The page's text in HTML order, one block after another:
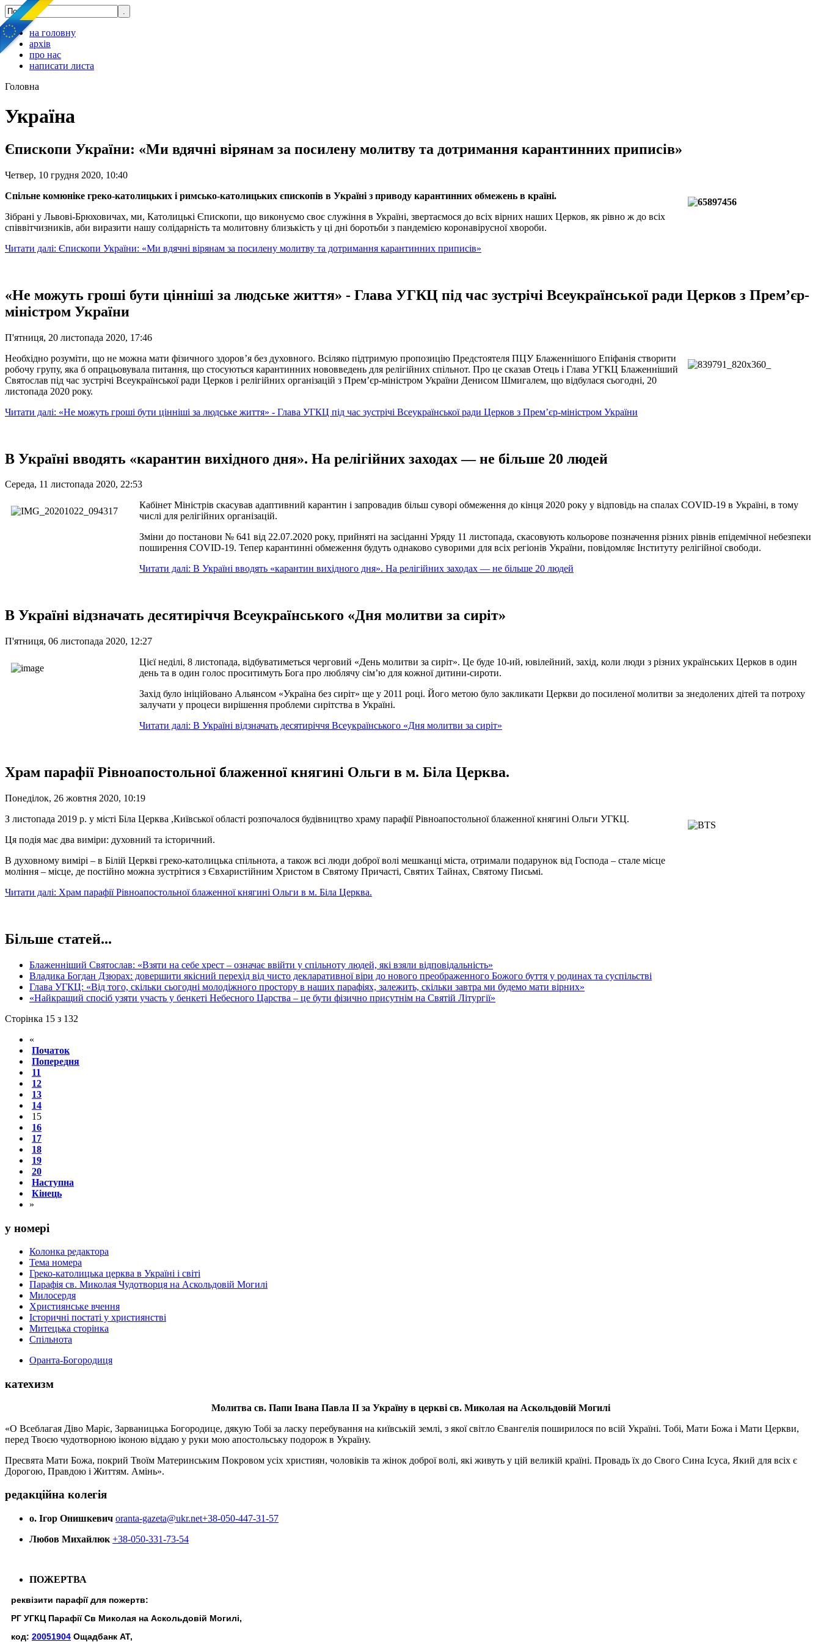
на головну
архів
про нас
написати листа
Головна
Україна
Єпископи України: «Ми вдячні вірянам за посилену молитву та дотримання карантинних приписів»
Четвер, 10 грудня 2020, 10:40
Спільне комюніке греко-католицьких і римсько-католицьких єпископів в Україні з приводу карантинних обмежень в країні.
Зібрані у Львові-Брюховичах, ми, Католицькі Єпископи, що виконуємо своє служіння в Україні, звертаємося до всіх вірних наших Церков, як рівно ж до всіх
співвітчизників, аби виразити нашу солідарність та молитовну близькість у ці дні боротьби з пандемією коронавірусної хвороби.
Читати далі: Єпископи України: «Ми вдячні вірянам за посилену молитву та дотримання карантинних приписів»
«Не можуть гроші бути цінніші за людське життя» - Глава УГКЦ під час зустрічі Всеукраїнської ради Церков з Прем’єр-
міністром України
П'ятниця, 20 листопада 2020, 17:46
Необхідно розуміти, що не можна мати фізичного здоров’я без духовного. Всіляко підтримую пропозицію Предстоятеля ПЦУ Блаженнішого Епіфанія створити
робочу групу, яка б опрацьовувала питання, що стосуються карантинних нововведень для релігійних спільнот. Про це сказав Отець і Глава УГКЦ Блаженніший
Святослав під час зустрічі Всеукраїнської ради Церков і релігійних організацій з Прем’єр-міністром України Денисом Шмигалем, що відбулася сьогодні, 20
листопада 2020 року.
Читати далі: «Не можуть гроші бути цінніші за людське життя» - Глава УГКЦ під час зустрічі Всеукраїнської ради Церков з Прем’єр-міністром України
В Україні вводять «карантин вихідного дня». На релігійних заходах — не більше 20 людей
Середа, 11 листопада 2020, 22:53
Кабінет Міністрів скасував адаптивний карантин і запровадив більш суворі обмеження до кінця 2020 року у відповідь на спалах COVID-19 в Україні, в тому
числі для релігійних організацій.
Зміни до постанови № 641 від 22.07.2020 року, прийняті на засіданні Уряду 11 листопада, скасовують кольорове позначення різних рівнів епідемічної небезпеки
поширення COVID-19. Тепер карантинні обмеження будуть однаково суворими для всіх регіонів України, повідомляє Інституту релігійної свободи.
Читати далі: В Україні вводять «карантин вихідного дня». На релігійних заходах — не більше 20 людей
В Україні відзначать десятиріччя Всеукраїнського «Дня молитви за сиріт»
П'ятниця, 06 листопада 2020, 12:27
Цієї неділі, 8 листопада, відбуватиметься черговий «День молитви за сиріт». Це буде 10-ий, ювілейний, захід, коли люди з різних українських Церков в один
день та в один голос проситимуть Бога про люблячу сім’ю для кожної дитини-сироти.
Захід було ініційовано Альянсом «Україна без сиріт» ще у 2011 році. Його метою було закликати Церкви до посиленої молитви за знедолених дітей та потроху
залучати у процеси вирішення проблеми сирітства в Україні.
Читати далі: В Україні відзначать десятиріччя Всеукраїнського «Дня молитви за сиріт»
Храм парафії Рівноапостольної блаженної княгині Ольги в м. Біла Церква.
Понеділок, 26 жовтня 2020, 10:19
З листопада 2019 р. у місті Біла Церква ,Київської області розпочалося будівництво храму парафії Рівноапостольної блаженної княгині Ольги УГКЦ.
Ця подія має два виміри: духовний та історичний.
В духовному вимірі – в Білій Церкві греко-католицька спільнота, а також всі люди доброї волі мешканці міста, отримали подарунок від Господа – стале місце
моління – місце, де постійно можна зустрітися з Євхаристійним Христом в Святому Причасті, Святих Тайнах, Святому Письмі.
Читати далі: Храм парафії Рівноапостольної блаженної княгині Ольги в м. Біла Церква.
Більше статей...
Блаженніший Святослав: «Взяти на себе хрест – означає ввійти у спільноту людей, які взяли відповідальність»
Владика Богдан Дзюрах: довершити якісний перехід від чисто декларативної віри до нового преображенного Божого буття у родинах та суспільстві
Глава УГКЦ: «Від того, скільки сьогодні молодіжного простору в наших парафіях, залежить, скільки завтра ми будемо мати вірних»
«Найкращий спосіб узяти участь у бенкеті Небесного Царства – це бути фізично присутнім на Святій Літургії»
Сторінка 15 з 132
«
Початок
Попередня
11
12
13
14
15
16
17
18
19
20
Наступна
Кінець
»
у номері
Колонка редактора
Тема номера
Греко-католицька церква в Україні і світі
Парафія св. Миколая Чудотворця на Аскольдовій Могилі
Милосердя
Християнське вчення
Історичні постаті у християнстві
Митецька сторінка
Спільнота
Оранта-Богородиця
катехизм
Молитва св. Папи Івана Павла ІІ за Україну в церкві св. Миколая на Аскольдовій Могилі
«О Всеблагая Діво Маріє, Зарваницька Богородице, дякую Тобі за ласку перебування на київській землі, з якої світло Євангелія поширилося по всій Україні. Тобі, Мати Божа і Мати Церкви,
перед Твоєю чудотворною іконою віддаю у руки мою апостольську подорож в Україну.
Пресвята Мати Божа, покрий Твоїм Материнським Покровом усіх християн, чоловіків та жінок доброї волі, які живуть у цій великій країні. Провадь їх до Свого Сина Ісуса, Який для всіх є
Дорогою, Правдою і Життям. Амінь».
редакційна колегія
о. Ігор Онишкевич oranta-gazeta@ukr.net+38-050-447-31-57
Любов Михайлюк +38-050-331-73-54
ПОЖЕРТВА
реквізити парафії для пожертв:
РГ УГКЦ Парафії Св Миколая на Аскольдовій Могилі,
код: 20051904 Ощадбанк АТ,